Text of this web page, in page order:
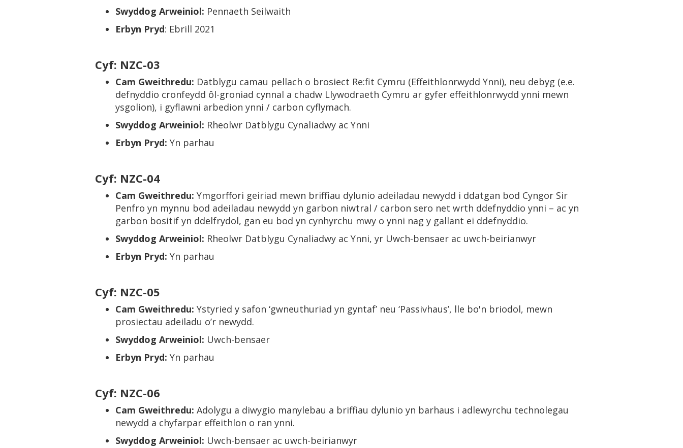
Swyddog Arweiniol: Pennaeth Seilwaith
Erbyn Pryd: Ebrill 2021
Cyf: NZC-03
Cam Gweithredu: Datblygu camau pellach o brosiect Re:fit Cymru (Effeithlonrwydd Ynni), neu debyg (e.e.
defnyddio cronfeydd ôl-groniad cynnal a chadw Llywodraeth Cymru ar gyfer effeithlonrwydd ynni mewn
ysgolion), i gyflawni arbedion ynni / carbon cyflymach.
Swyddog Arweiniol: Rheolwr Datblygu Cynaliadwy ac Ynni
Erbyn Pryd: Yn parhau
Cyf: NZC-04
Cam Gweithredu: Ymgorffori geiriad mewn briffiau dylunio adeiladau newydd i ddatgan bod Cyngor Sir
Penfro yn mynnu bod adeiladau newydd yn garbon niwtral / carbon sero net wrth ddefnyddio ynni – ac yn
garbon bositif yn ddelfrydol, gan eu bod yn cynhyrchu mwy o ynni nag y gallant ei ddefnyddio.
Swyddog Arweiniol: Rheolwr Datblygu Cynaliadwy ac Ynni, yr Uwch-bensaer ac uwch-beirianwyr
Erbyn Pryd: Yn parhau
Cyf: NZC-05
Cam Gweithredu: Ystyried y safon ‘gwneuthuriad yn gyntaf’ neu ‘Passivhaus’, lle bo'n briodol, mewn
prosiectau adeiladu o’r newydd.
Swyddog Arweiniol: Uwch-bensaer
Erbyn Pryd: Yn parhau
Cyf: NZC-06
Cam Gweithredu: Adolygu a diwygio manylebau a briffiau dylunio yn barhaus i adlewyrchu technolegau
newydd a chyfarpar effeithlon o ran ynni.
Swyddog Arweiniol: Uwch-bensaer ac uwch-beirianwyr